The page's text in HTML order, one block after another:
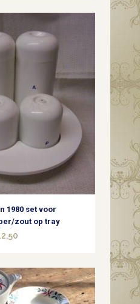
1980 set voor
zout op tray